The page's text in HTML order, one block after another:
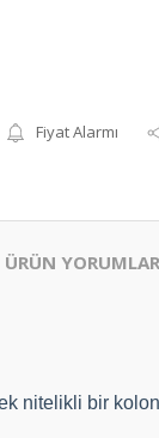
Fiyat Alarmı
ÜRÜN
nitelikli bir